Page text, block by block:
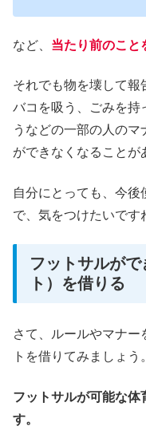
など、 当たり前のこと
それでも物を壊して報
バコを吸う、ごみを持
うなどの一部の人の
ができなくなることが
自分にとっても、今
で、気をつけたいです
フットサルが
ト）を借りる
さて、ルールやマナ
トを借りてみましょう。
フットサルが可能な体
す。